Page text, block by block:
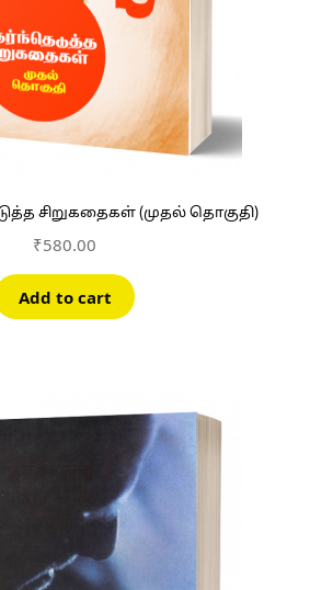
சிறுகதைகள் (முதல் தொகுதி)
₹580.00
Add to cart